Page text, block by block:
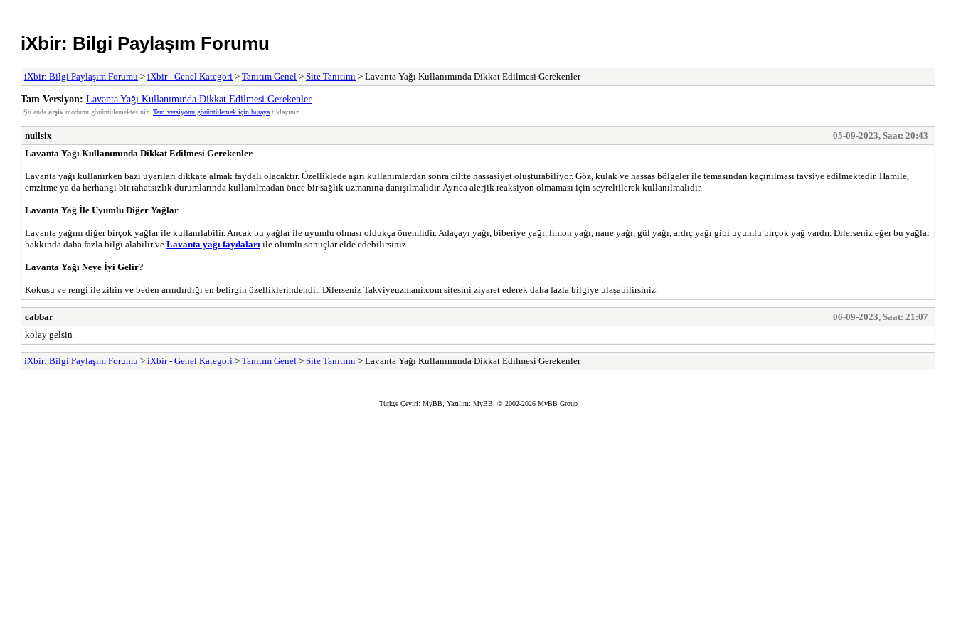
iXbir: Bilgi Paylaşım Forumu
iXbir: Bilgi Paylaşım Forumu > iXbir - Genel Kategori > Tanıtım Genel > Site Tanıtımı > Lavanta Yağı Kullanımında Dikkat Edilmesi Gerekenler
Tam Versiyon: Lavanta Yağı Kullanımında Dikkat Edilmesi Gerekenler
Şu anda arşiv modunu görüntülemektesiniz. Tam versiyonu görüntülemek için buraya tıklayınız.
nullsix
05-09-2023, Saat: 20:43
Lavanta Yağı Kullanımında Dikkat Edilmesi Gerekenler
Lavanta yağı kullanırken bazı uyarıları dikkate almak faydalı olacaktır. Özelliklede aşırı kullanımlardan sonra ciltte hassasiyet oluşturabiliyor. Göz, kulak ve hassas bölgeler ile temasından kaçınılması tavsiye edilmektedir. Hamile,
emzirme ya da herhangi bir rahatsızlık durumlarında kullanılmadan önce bir sağlık uzmanına danışılmalıdır. Ayrıca alerjik reaksiyon olmaması için seyreltilerek kullanılmalıdır.
Lavanta Yağ İle Uyumlu Diğer Yağlar
Lavanta yağını diğer birçok yağlar ile kullanılabilir. Ancak bu yağlar ile uyumlu olması oldukça önemlidir. Adaçayı yağı, biberiye yağı, limon yağı, nane yağı, gül yağı, ardıç yağı gibi uyumlu birçok yağ vardır. Dilerseniz eğer bu yağlar
hakkında daha fazla bilgi alabilir ve Lavanta yağı faydaları ile olumlu sonuçlar elde edebilirsiniz.
Lavanta Yağı Neye İyi Gelir?
Kokusu ve rengi ile zihin ve beden arındırdığı en belirgin özelliklerindendir. Dilerseniz Takviyeuzmani.com sitesini ziyaret ederek daha fazla bilgiye ulaşabilirsiniz.
cabbar
06-09-2023, Saat: 21:07
kolay gelsin
iXbir: Bilgi Paylaşım Forumu > iXbir - Genel Kategori > Tanıtım Genel > Site Tanıtımı > Lavanta Yağı Kullanımında Dikkat Edilmesi Gerekenler
Türkçe Çeviri: MyBB, Yazılım: MyBB, © 2002-2026 MyBB Group